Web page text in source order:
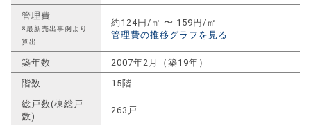
管理費
※最新売出事例より
算出
約124円/㎡ 〜 159円/㎡
管理費の推移グラフを見る
築年数
2007年2月（築19年）
階数
15階
総戸数(棟総戸
数)
263戸